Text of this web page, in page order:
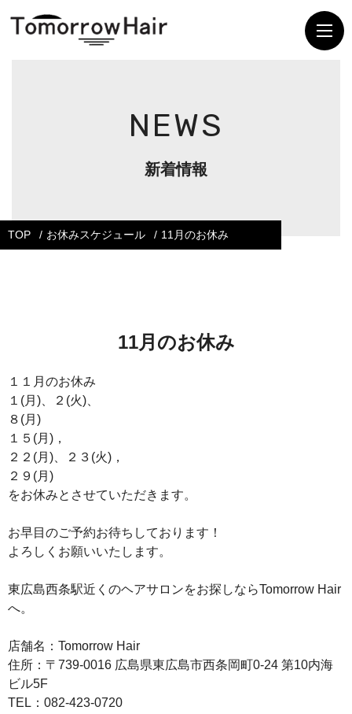
NEWS
新着情報
TOP お休みスケジュール 11月のお休み
11月のお休み
１１月のお休み
１(月)、２(火)、
８(月)
１５(月)，
２２(月)、２３(火)，
２９(月)
をお休みとさせていただきます。
お早目のご予約お待ちしております！
よろしくお願いいたします。
東広島西条駅近くのヘアサロンをお探しならTomorrow Hair
へ。
店舗名：Tomorrow Hair
住所：〒739-0016 広島県東広島市西条岡町0-24 第10内海
ビル5F
TEL：082-423-0720